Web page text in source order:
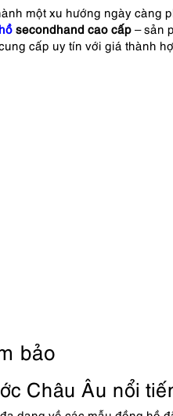
một xu hướng ngày càng
secondhand cao cấp – sản
cấp uy tín với giá thành
bảo
Châu Âu nổi